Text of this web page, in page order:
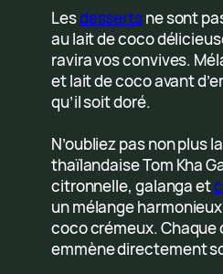
Lesdessertsne sont
au lait de coco
ravira vos convives.
et lait de coco avant
qu’il soit doré.
N’oubliez pas non plus
thaïlandaise Tom Kha
citronnelle, galanga et
un mélange
coco crémeux. Chaque
emmène directement